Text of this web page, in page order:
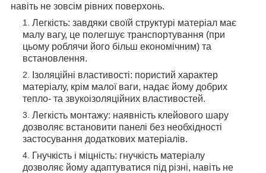
навіть не зовсім рівних поверхонь.
Легкість: завдяки своїй структурі матеріал має
малу вагу, це полегшує транспортування (при
цьому роблячи його більш економічним) та
встановлення.
Ізоляційні властивості: пористий характер
матеріалу, крім малої ваги, надає йому добрих
тепло- та звукоізоляційних властивостей.
Легкість монтажу: наявність клейового шару
дозволяє встановити панелі без необхідності
застосування додаткових матеріалів.
Гнучкість і міцність: гнучкість матеріалу
дозволяє йому адаптуватися під різні, навіть не